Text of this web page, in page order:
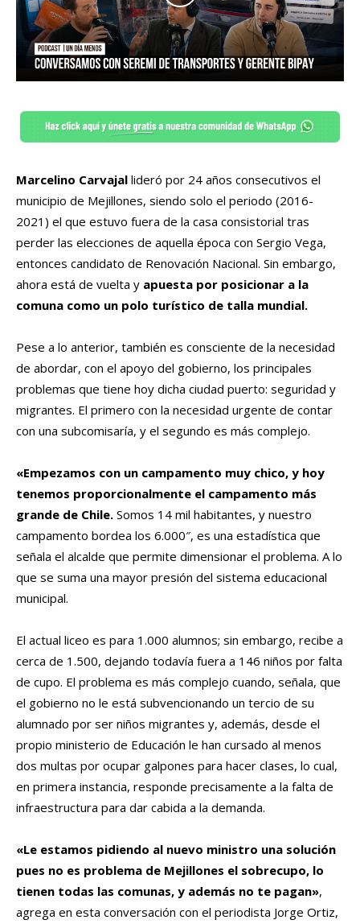
Marcelino Carvajal lideró por 24 años consecutivos el
municipio de Mejillones, siendo solo el periodo (2016-
2021) el que estuvo fuera de la casa consistorial tras
perder las elecciones de aquella época con Sergio Vega,
entonces candidato de Renovación Nacional. Sin embargo,
ahora está de vuelta y apuesta por posicionar a la
comuna como un polo turístico de talla mundial.
Pese a lo anterior, también es consciente de la necesidad
de abordar, con el apoyo del gobierno, los principales
problemas que tiene hoy dicha ciudad puerto: seguridad y
migrantes. El primero con la necesidad urgente de contar
con una subcomisaría, y el segundo es más complejo.
«Empezamos con un campamento muy chico, y hoy
tenemos proporcionalmente el campamento más
grande de Chile. Somos 14 mil habitantes, y nuestro
campamento bordea los 6.000″, es una estadística que
señala el alcalde que permite dimensionar el problema. A lo
que se suma una mayor presión del sistema educacional
municipal.
El actual liceo es para 1.000 alumnos; sin embargo, recibe a
cerca de 1.500, dejando todavía fuera a 146 niños por falta
de cupo. El problema es más complejo cuando, señala, que
el gobierno no le está subvencionando un tercio de su
alumnado por ser niños migrantes y, además, desde el
propio ministerio de Educación le han cursado al menos
dos multas por ocupar galpones para hacer clases, lo cual,
en primera instancia, responde precisamente a la falta de
infraestructura para dar cabida a la demanda.
«Le estamos pidiendo al nuevo ministro una solución
pues no es problema de Mejillones el sobrecupo, lo
tienen todas las comunas, y además no te pagan»,
agrega en esta conversación con el periodista Jorge Ortiz,